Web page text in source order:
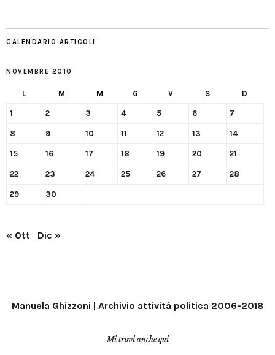
CALENDARIO ARTICOLI
NOVEMBRE 2010
L M M G V S D
1 2 3 4 5 6 7
8 9 10 11 12 13 14
15 16 17 18 19 20 21
22 23 24 25 26 27 28
29 30
« Ott Dic »
Manuela Ghizzoni | Archivio attività politica 2006-2018
Mi trovi anche qui